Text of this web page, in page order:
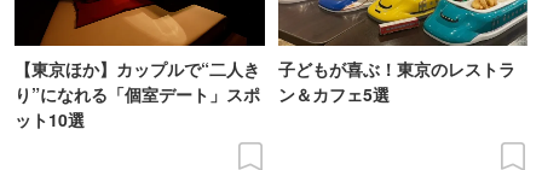
【東京ほか】カップルで“二人き
り”になれる「個室デート」スポ
ット10選
子どもが喜ぶ！東京のレストラ
ン＆カフェ5選